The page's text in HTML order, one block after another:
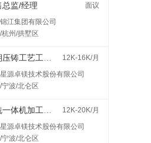
总监/经理
面议
江集团有限公司
杭州/拱墅区
12K-16K/月
源卓镁技术股份有限公司
宁波/北仑区
12K-20K/月
源卓镁技术股份有限公司
宁波/北仑区